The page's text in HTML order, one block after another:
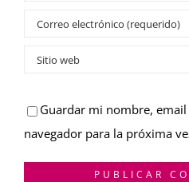
Guardar mi nombre,
navegador para la próxima